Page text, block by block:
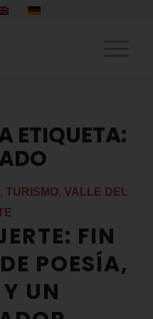
ETIQUETA:
,TURISMO ,VALLE DEL
FIN
POESÍA,
UN